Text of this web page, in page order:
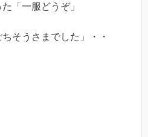
「一服どうぞ」
そうさまでした」・・